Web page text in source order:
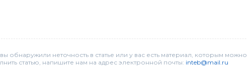
обнаружили неточность в статье или у вас есть материал, которым можно
статью, напишите нам на адрес электронной почты: inteb@mail.ru